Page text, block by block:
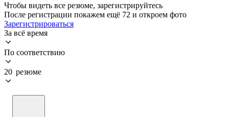
Чтобы видеть все резюме, зарегистрируйтесь
После регистрации покажем ещё 72 и откроем фото
Зарегистрироваться
За всё время
По соответствию
20 резюме